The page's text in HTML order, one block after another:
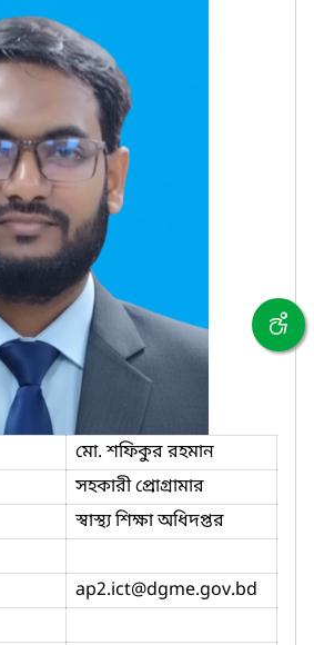
মো. শফিকুর রহমান
সহকারী প্রোগ্রামার
স্বাস্থ্য শিক্ষা অধিদপ্তর
ap2.ict@dgme.gov.bd